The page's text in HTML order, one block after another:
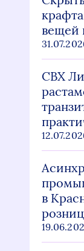
вещей
СВХ
в